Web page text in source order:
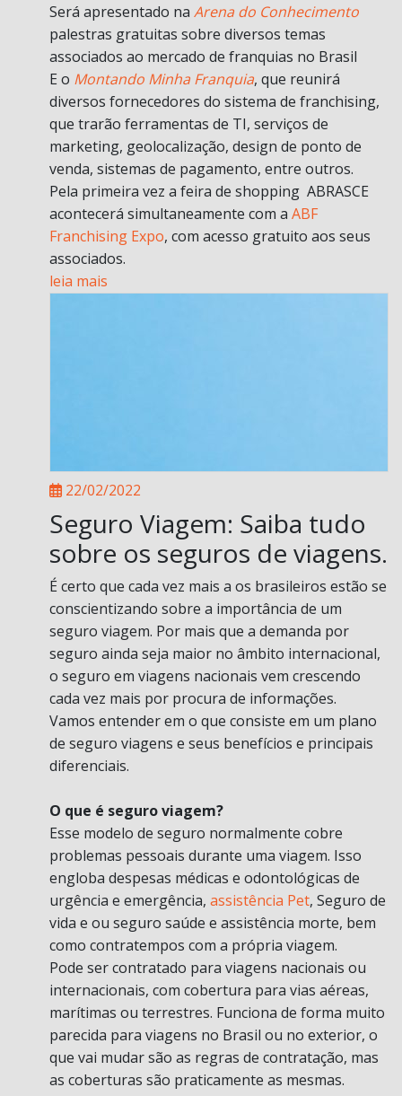
Será apresentado na Arena do Conhecimento
palestras gratuitas sobre diversos temas
associados ao mercado de franquias no Brasil
E o Montando Minha Franquia, que reunirá
diversos fornecedores do sistema de franchising,
que trarão ferramentas de TI, serviços de
marketing, geolocalização, design de ponto de
venda, sistemas de pagamento, entre outros.
Pela primeira vez a feira de shopping ABRASCE
acontecerá simultaneamente com a ABF
Franchising Expo, com acesso gratuito aos seus
associados.
leia mais
22/02/2022
Seguro Viagem: Saiba tudo
sobre os seguros de viagens.
É certo que cada vez mais a os brasileiros estão se
conscientizando sobre a importância de um
seguro viagem. Por mais que a demanda por
seguro ainda seja maior no âmbito internacional,
o seguro em viagens nacionais vem crescendo
cada vez mais por procura de informações.
Vamos entender em o que consiste em um plano
de seguro viagens e seus benefícios e principais
diferenciais.
O que é seguro viagem?
Esse modelo de seguro normalmente cobre
problemas pessoais durante uma viagem. Isso
engloba despesas médicas e odontológicas de
urgência e emergência, assistência Pet, Seguro de
vida e ou seguro saúde e assistência morte, bem
como contratempos com a própria viagem.
Pode ser contratado para viagens nacionais ou
internacionais, com cobertura para vias aéreas,
marítimas ou terrestres. Funciona de forma muito
parecida para viagens no Brasil ou no exterior, o
que vai mudar são as regras de contratação, mas
as coberturas são praticamente as mesmas.